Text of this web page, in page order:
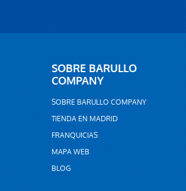
SOBRE BARULLO
COMPANY
SOBRE BARULLO COMPANY
TIENDA EN MADRID
FRANQUICIAS
MAPA WEB
BLOG